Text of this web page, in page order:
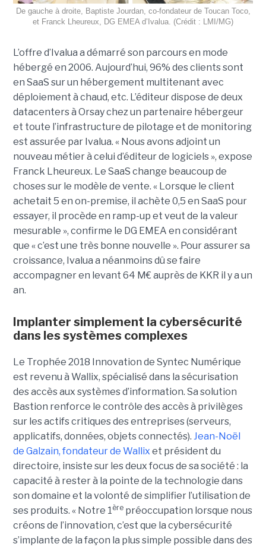
De gauche à droite, Baptiste Jourdan, co-fondateur de Toucan Toco,
et Franck Lheureux, DG EMEA d’Ivalua. (Crédit : LMI/MG)
L’offre d’Ivalua a démarré son parcours en mode
hébergé en 2006. Aujourd’hui, 96% des clients sont
en SaaS sur un hébergement multitenant avec
déploiement à chaud, etc. L’éditeur dispose de deux
datacenters à Orsay chez un partenaire hébergeur
et toute l’infrastructure de pilotage et de monitoring
est assurée par Ivalua. « Nous avons adjoint un
nouveau métier à celui d’éditeur de logiciels », expose
Franck Lheureux. Le SaaS change beaucoup de
choses sur le modèle de vente. « Lorsque le client
achetait 5 en on-premise, il achète 0,5 en SaaS pour
essayer, il procède en ramp-up et veut de la valeur
mesurable », confirme le DG EMEA en considérant
que « c’est une très bonne nouvelle ». Pour assurer sa
croissance, Ivalua a néanmoins dû se faire
accompagner en levant 64 M€ auprès de KKR il y a un
an.
Implanter simplement la cybersécurité
dans les systèmes complexes
Le Trophée 2018 Innovation de Syntec Numérique
est revenu à Wallix, spécialisé dans la sécurisation
des accès aux systèmes d’information. Sa solution
Bastion renforce le contrôle des accès à privilèges
sur les actifs critiques des entreprises (serveurs,
applicatifs, données, objets connectés). Jean-Noël
de Galzain, fondateur de Wallix et président du
directoire, insiste sur les deux focus de sa société : la
capacité à rester à la pointe de la technologie dans
son domaine et la volonté de simplifier l’utilisation de
ses produits. « Notre 1èrepréoccupation lorsque nous
créons de l’innovation, c’est que la cybersécurité
s’implante de la façon la plus simple possible dans des